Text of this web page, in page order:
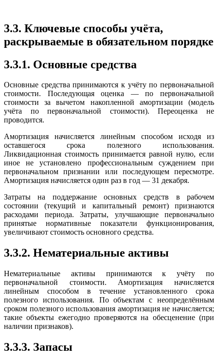
3.3. Ключевые способы учёта,
раскрываемые в обязательном порядке
3.3.1. Основные средства
Основные средства принимаются к учёту по первоначальной
стоимости. Последующая оценка — по первоначальной
стоимости за вычетом накопленной амортизации (модель
учёта по первоначальной стоимости). Переоценка не
проводится.
Амортизация начисляется линейным способом исходя из
оставшегося срока полезного использования.
Ликвидационная стоимость принимается равной нулю, если
иное не установлено профессиональным суждением при
первоначальном признании или последующем пересмотре.
Амортизация начисляется один раз в год — 31 декабря.
Затраты на поддержание основных средств в рабочем
состоянии (текущий и капитальный ремонт) признаются
расходами периода. Затраты, улучшающие первоначально
принятые нормативные показатели функционирования,
увеличивают стоимость основного средства.
3.3.2. Нематериальные активы
Нематериальные активы принимаются к учёту по
первоначальной стоимости. Амортизация начисляется
линейным способом в течение установленного срока
полезного использования. По объектам с неопределённым
сроком полезного использования амортизация не начисляется;
такие объекты ежегодно проверяются на обесценение (при
наличии признаков).
3.3.3. Запасы